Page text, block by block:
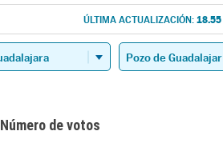
ÚLTIMA ACTUALIZACIÓN: 18.55
Número de votos